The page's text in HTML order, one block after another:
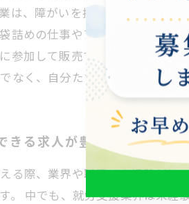
は、障がいを持つ人たちが遊ぶ
詰めの仕事やアイテムの組み立
参加して販売することもありま
なく、自分たちで商品を作るこ
る求人が豊富
る際、業界や職種に未経験だと
。 中でも、就労支援業界は未